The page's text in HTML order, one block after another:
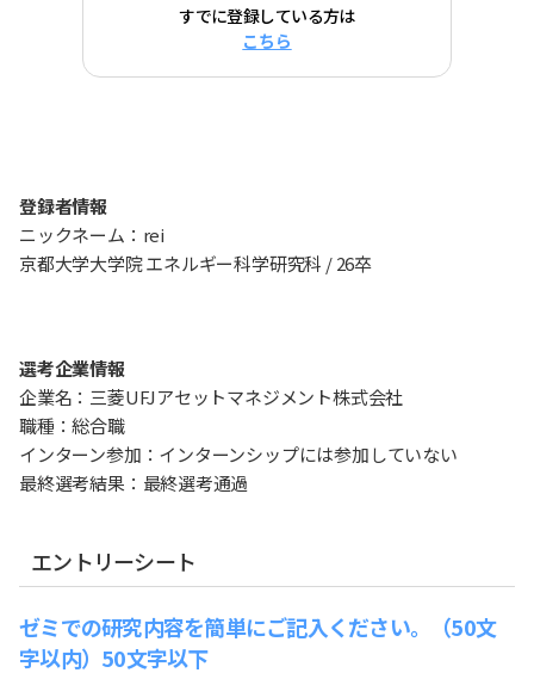
すでに登録している方は
こちら
登録者情報
ニックネーム：rei
京都大学大学院 エネルギー科学研究科 / 26卒
選考企業情報
企業名：三菱UFJアセットマネジメント株式会社
職種：総合職
インターン参加：インターンシップには参加していない
最終選考結果：最終選考通過
エントリーシート
ゼミでの研究内容を簡単にご記入ください。（50文
字以内）50文字以下